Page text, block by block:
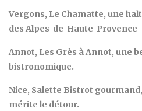
Vergons, Le Chamatte, une
des Alpes-de-Haute-Provence
Annot, Les Grès à Annot, une
bistronomique.
Nice, Salette Bistrot
mérite le détour.